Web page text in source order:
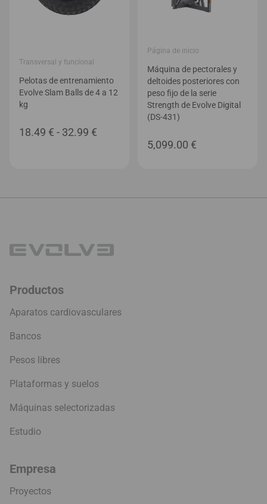
Transversal y funcional
Pelotas de entrenamiento
Evolve Slam Balls de 4 a 12
kg
18.49 € - 32.99 €
18.49 €
Página de inicio
Máquina de pectorales y
deltoides posteriores con
peso fijo de la serie
Strength de Evolve Digital
(DS-431)
5,099.00 €
Productos
Aparatos cardiovasculares
Bancos
Pesos libres
Plataformas y suelos
Máquinas selectorizadas
Estudio
Empresa
Proyectos